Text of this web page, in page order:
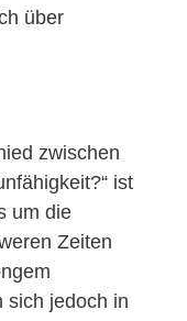
über
zwischen
ist
um die
Zeiten
sich jedoch in